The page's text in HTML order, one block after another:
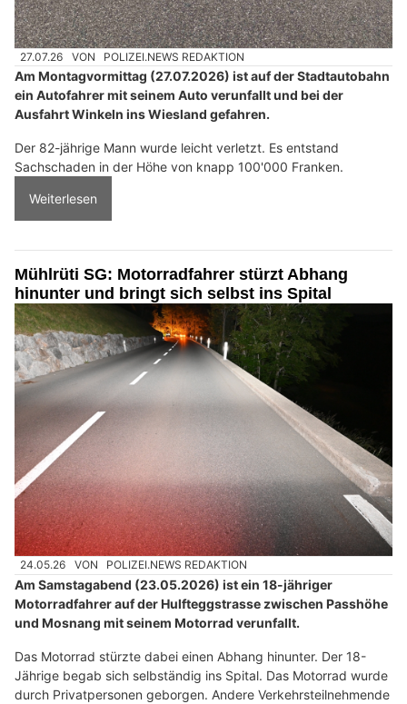
27.07.26 VON POLIZEI.NEWS REDAKTION
Am Montagvormittag (27.07.2026) ist auf der Stadtautobahn
ein Autofahrer mit seinem Auto verunfallt und bei der
Ausfahrt Winkeln ins Wiesland gefahren.
Der 82-jährige Mann wurde leicht verletzt. Es entstand
Sachschaden in der Höhe von knapp 100'000 Franken.
Weiterlesen
Mühlrüti SG: Motorradfahrer stürzt Abhang
hinunter und bringt sich selbst ins Spital
24.05.26 VON POLIZEI.NEWS REDAKTION
Am Samstagabend (23.05.2026) ist ein 18-jähriger
Motorradfahrer auf der Hulfteggstrasse zwischen Passhöhe
und Mosnang mit seinem Motorrad verunfallt.
Das Motorrad stürzte dabei einen Abhang hinunter. Der 18-
Jährige begab sich selbständig ins Spital. Das Motorrad wurde
durch Privatpersonen geborgen. Andere Verkehrsteilnehmende